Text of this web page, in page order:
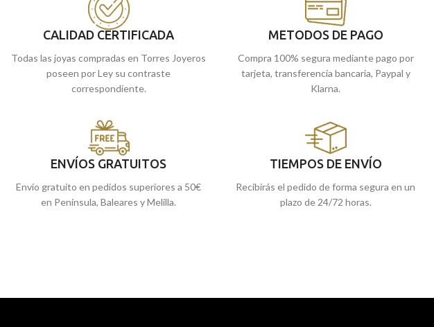
CALIDAD CERTIFICADA
Todas las joyas compradas en Torres Joyeros
poseen por Ley su contraste
correspondiente.
METODOS DE PAGO
Compra 100% segura mediante pago por
tarjeta, transferencia bancaria, Paypal y
Klarna.
ENVÍOS GRATUITOS
Envío gratuito en pedidos superiores a 50€
en Península, Baleares y Melilla.
TIEMPOS DE ENVÍO
Recibirás el pedido de forma segura en un
plazo de 24/72 horas.